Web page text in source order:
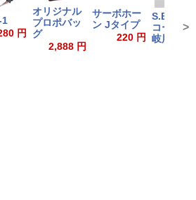
1
円
オリジナル
プロポバッ
グ
2,888 円
サーボホー
ン Jタイプ
220 円
S.BUS延
コード(3
岐用)
>